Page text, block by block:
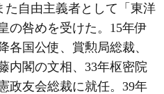
自由主義者として「東洋
の咎めを受けた。15年伊
各国公使、賞勲局総裁、
内閣の文相、33年枢密院
政友会総裁に就任。39年